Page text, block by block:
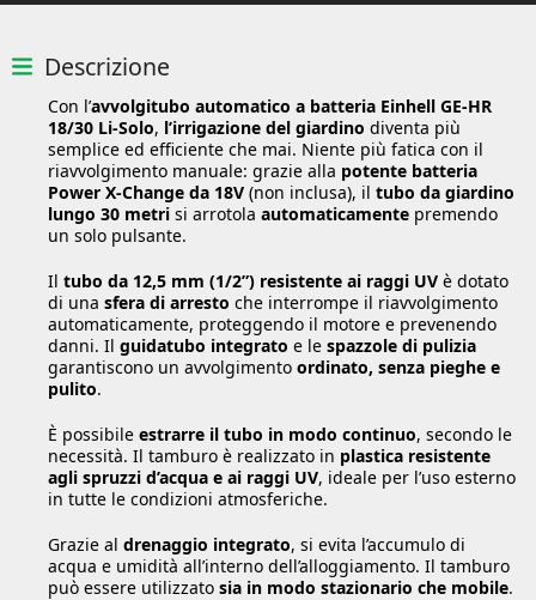
Descrizione
Con l’avvolgitubo automatico a batteria Einhell GE-HR
18/30 Li-Solo, l’irrigazione del giardino diventa più
semplice ed efficiente che mai. Niente più fatica con il
riavvolgimento manuale: grazie alla potente batteria
Power X-Change da 18V (non inclusa), il tubo da giardino
lungo 30 metri si arrotola automaticamente premendo
un solo pulsante.
Il tubo da 12,5 mm (1/2”) resistente ai raggi UV è dotato
di una sfera di arresto che interrompe il riavvolgimento
automaticamente, proteggendo il motore e prevenendo
danni. Il guidatubo integrato e le spazzole di pulizia
garantiscono un avvolgimento ordinato, senza pieghe e
pulito.
È possibile estrarre il tubo in modo continuo, secondo le
necessità. Il tamburo è realizzato in plastica resistente
agli spruzzi d’acqua e ai raggi UV, ideale per l’uso esterno
in tutte le condizioni atmosferiche.
Grazie al drenaggio integrato, si evita l’accumulo di
acqua e umidità all’interno dell’alloggiamento. Il tamburo
può essere utilizzato sia in modo stazionario che mobile.